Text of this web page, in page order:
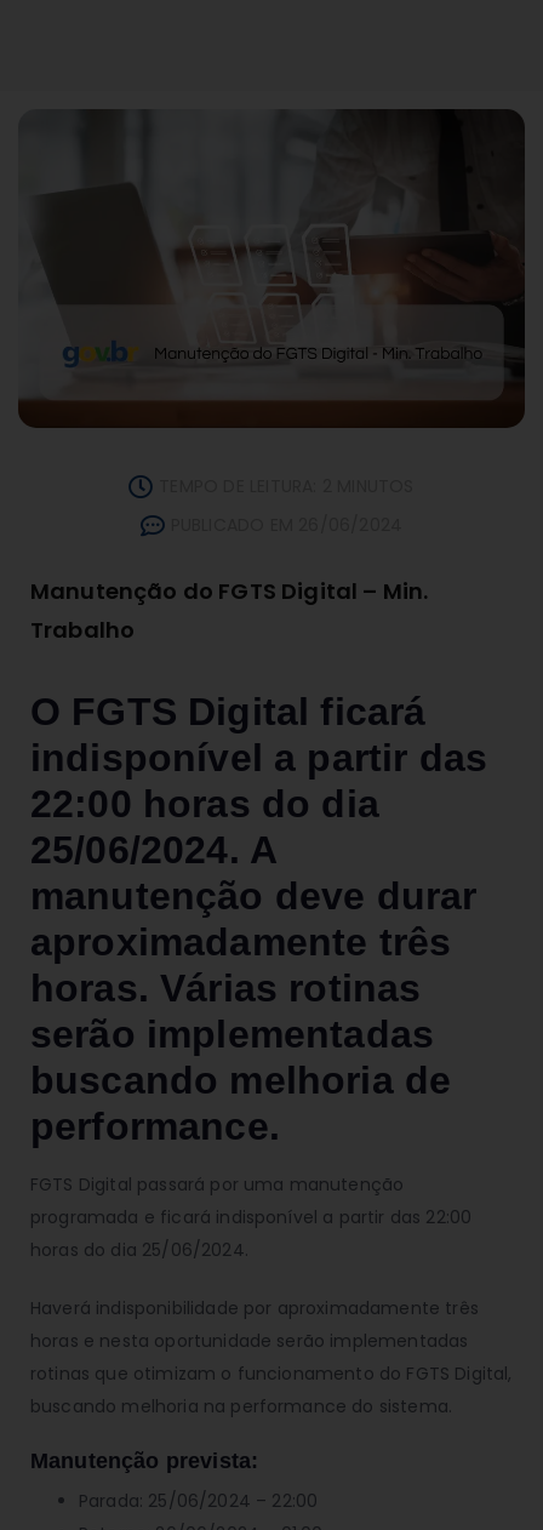
Manutenção do FGTS Digital – Min.
Trabalho
O FGTS Digital ficará
indisponível a partir das
22:00 horas do dia
25/06/2024. A
manutenção deve durar
aproximadamente três
horas. Várias rotinas
serão implementadas
buscando melhoria de
performance.
FGTS Digital passará por uma manutenção
programada e ficará indisponível a partir das 22:00
horas do dia 25/06/2024.
Haverá indisponibilidade por aproximadamente três
horas e nesta oportunidade serão implementadas
rotinas que otimizam o funcionamento do FGTS Digital,
buscando melhoria na performance do sistema.
Manutenção prevista:
Parada: 25/06/2024 – 22:00